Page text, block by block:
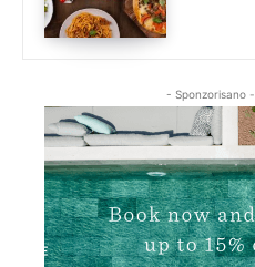
- Sponzorisano -